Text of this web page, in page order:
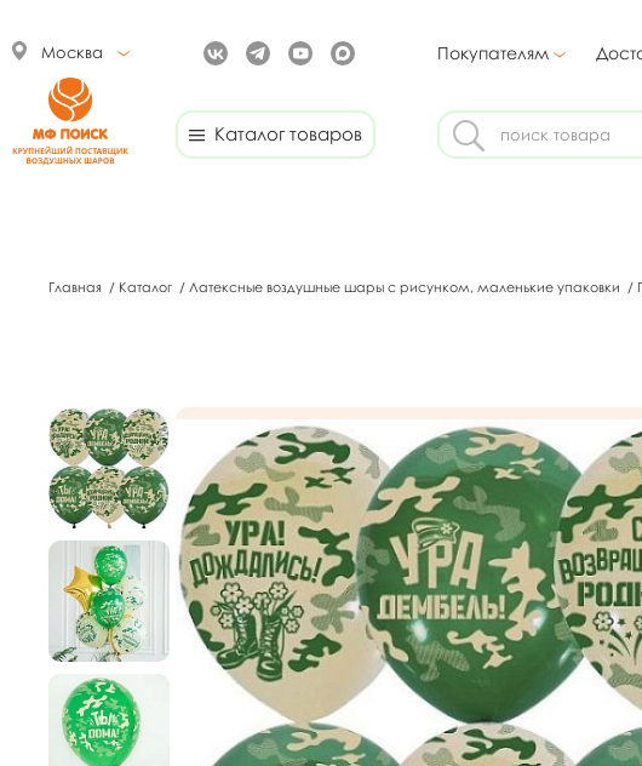
Москва Покупателям
Каталог товаров
Главная / Каталог / Латексные воздушные шары с рисунком, маленькие упаковки /